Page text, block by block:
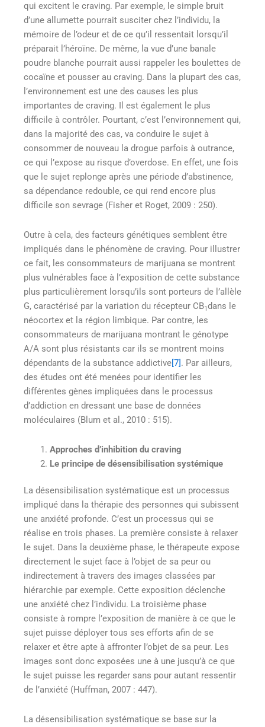
qui excitent le craving. Par exemple, le simple bruit
d’une allumette pourrait susciter chez l’individu, la
mémoire de l’odeur et de ce qu’il ressentait lorsqu’il
préparait l’héroïne. De même, la vue d’une banale
poudre blanche pourrait aussi rappeler les boulettes de
cocaïne et pousser au craving. Dans la plupart des cas,
l’environnement est une des causes les plus
importantes de craving. Il est également le plus
difficile à contrôler. Pourtant, c’est l’environnement qui,
dans la majorité des cas, va conduire le sujet à
consommer de nouveau la drogue parfois à outrance,
ce qui l’expose au risque d’overdose. En effet, une fois
que le sujet replonge après une période d’abstinence,
sa dépendance redouble, ce qui rend encore plus
difficile son sevrage (Fisher et Roget, 2009 : 250).
Outre à cela, des facteurs génétiques semblent être
impliqués dans le phénomène de craving. Pour illustrer
ce fait, les consommateurs de marijuana se montrent
plus vulnérables face à l’exposition de cette substance
plus particulièrement lorsqu’ils sont porteurs de l’allèle
G, caractérisé par la variation du récepteur CB1dans le
néocortex et la région limbique. Par contre, les
consommateurs de marijuana montrant le génotype
A/A sont plus résistants car ils se montrent moins
dépendants de la substance addictive[7]. Par ailleurs,
des études ont été menées pour identifier les
différentes gènes impliquées dans le processus
d’addiction en dressant une base de données
moléculaires (Blum et al., 2010 : 515).
Approches d’inhibition du craving
Le principe de désensibilisation systémique
La désensibilisation systématique est un processus
impliqué dans la thérapie des personnes qui subissent
une anxiété profonde. C’est un processus qui se
réalise en trois phases. La première consiste à relaxer
le sujet. Dans la deuxième phase, le thérapeute expose
directement le sujet face à l’objet de sa peur ou
indirectement à travers des images classées par
hiérarchie par exemple. Cette exposition déclenche
une anxiété chez l’individu. La troisième phase
consiste à rompre l’exposition de manière à ce que le
sujet puisse déployer tous ses efforts afin de se
relaxer et être apte à affronter l’objet de sa peur. Les
images sont donc exposées une à une jusqu’à ce que
le sujet puisse les regarder sans pour autant ressentir
de l’anxiété (Huffman, 2007 : 447).
La désensibilisation systématique se base sur la